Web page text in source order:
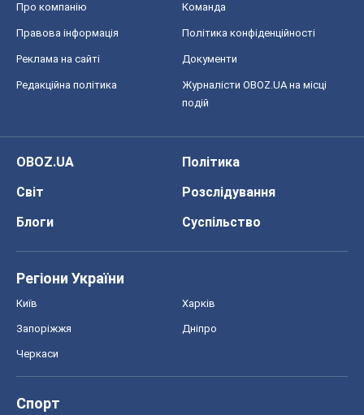
Про компанію Команда
Правова інформація Політика конфіденційності
Реклама на сайті Документи
Редакційна політика
Журналісти OBOZ.UA на місці
подій
OBOZ.UA
Політика
Світ
Розслідування
Блоги
Суспільство
Регіони України
Київ Харків
Запоріжжя Дніпро
Черкаси
Спорт